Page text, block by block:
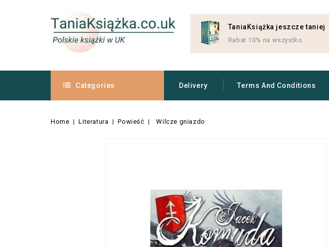
TaniaKsiążka jeszcze taniej
Rabat 10% na wszystko
Categories Delivery Terms And Conditions
Home Literatura Powieść Wilcze gniazdo